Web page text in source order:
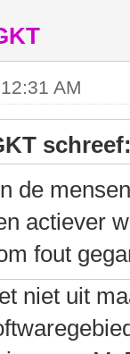
AM
de
actiever
fout
niet uit